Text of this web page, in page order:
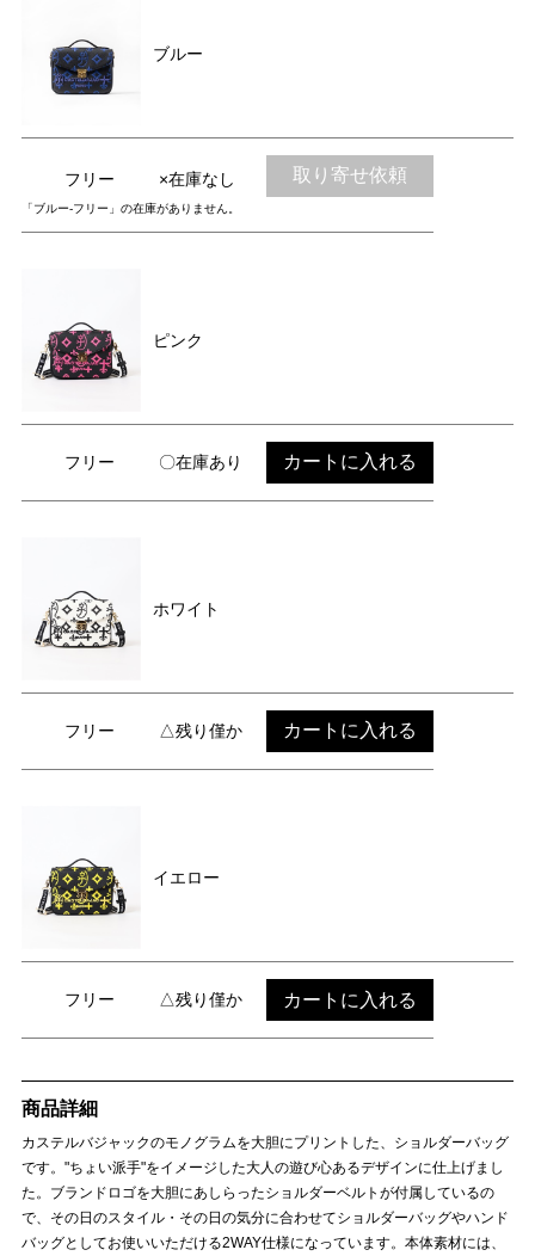
ブルー
フリー ×在庫なし 取り寄せ依頼
「ブルー-フリー」の在庫がありません。
ピンク
フリー 〇在庫あり カートに入れる
ホワイト
フリー △残り僅か カートに入れる
イエロー
フリー △残り僅か カートに入れる
商品詳細
カステルバジャックのモノグラムを大胆にプリントした、ショルダーバッグ
です。"ちょい派手"をイメージした大人の遊び心あるデザインに仕上げまし
た。ブランドロゴを大胆にあしらったショルダーベルトが付属しているの
で、その日のスタイル・その日の気分に合わせてショルダーバッグやハンド
バッグとしてお使いいただける2WAY仕様になっています。本体素材には、